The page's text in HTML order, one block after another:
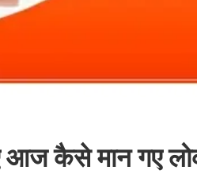
आज कैसे मान गए